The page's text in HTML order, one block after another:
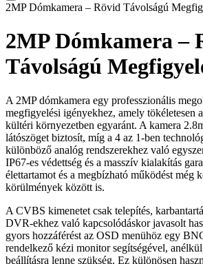
2MP Dómkamera – Rövid Távolságú
2MP Dómkamera –
Távolságú
A 2MP dómkamera egy professzionális
megfigyelési igényekhez, amely tökéletesen
kültéri környezetben egyaránt. A kamera
látószöget biztosít, míg a 4 az 1-ben
különböző analóg rendszerekhez való
IP67-es védettség és a masszív kialakítás
élettartamot és a megbízható működést még
körülmények között is.
A CVBS kimenetet csak telepítés,
DVR-ekhez való kapcsolódáskor javasolt
gyors hozzáférést az OSD menühöz egy
rendelkező kézi monitor segítségével,
beállításra lenne szükség. Ez különösen